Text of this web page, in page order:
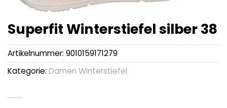
Superfit Winterstiefel silber 38
Artikelnummer: 9010159171279
Kategorie: Damen Winterstiefel